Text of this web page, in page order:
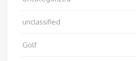
unclassified
Golf